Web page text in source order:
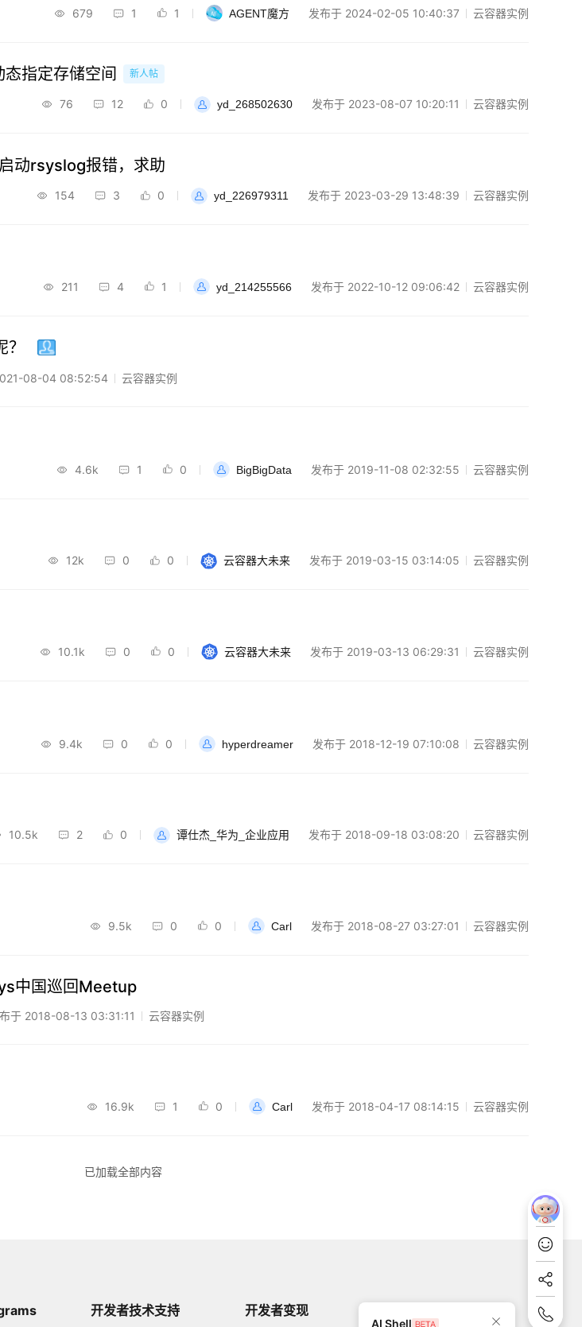
679 1 1 AGENT魔方 发布于 2024-02-05 10:40:37 云容器实例
指定存储空间 新人帖
76 12 0 yd_268502630 发布于 2023-08-07 10:20:11 云容器实例
动rsyslog报错，求助
154 3 0 yd_226979311 发布于 2023-03-29 13:48:39 云容器实例
211 4 1 yd_214255566 发布于 2022-10-12 09:06:42 云容器实例
08-04 08:52:54 云容器实例
4.6k 1 0 BigBigData 发布于 2019-11-08 02:32:55 云容器实例
12k 0 0 云容器大未来 发布于 2019-03-15 03:14:05 云容器实例
10.1k 0 0 云容器大未来 发布于 2019-03-13 06:29:31 云容器实例
9.4k 0 0 hyperdreamer 发布于 2018-12-19 07:10:08 云容器实例
10.5k 2 0 谭仕杰_华为_企业应用 发布于 2018-09-18 03:08:20 云容器实例
9.5k 0 0 Carl 发布于 2018-08-27 03:27:01 云容器实例
中国巡回Meetup
于 2018-08-13 03:31:11 云容器实例
16.9k 1 0 Carl 发布于 2018-04-17 08:14:15 云容器实例
已加载全部内容
开发者技术支持 开发者变现
AI Shell